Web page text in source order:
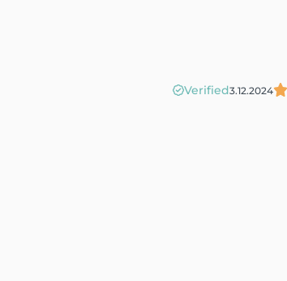
Verified3.12.2024